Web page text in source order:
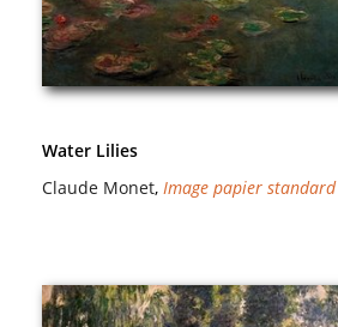
Water Lilies
Claude Monet,Image papier standard